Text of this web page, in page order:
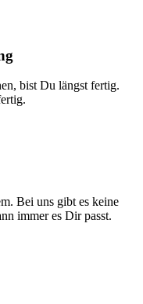
bist Du längst fertig.
Bei uns gibt es keine
immer es Dir passt.